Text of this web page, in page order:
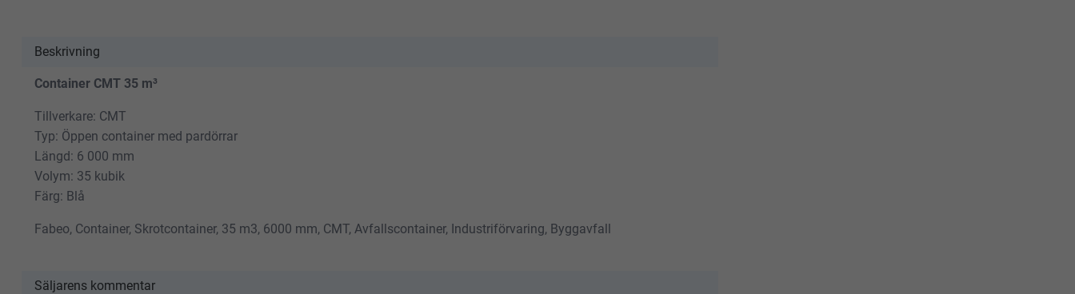
Beskrivning
Container CMT 35 m³
Tillverkare: CMT
Typ: Öppen container med pardörrar
Längd: 6 000 mm
Volym: 35 kubik
Färg: Blå
Fabeo, Container, Skrotcontainer, 35 m3, 6000 mm, CMT, Avfallscontainer, Industriförvaring, Byggavfall
Säljarens kommentar